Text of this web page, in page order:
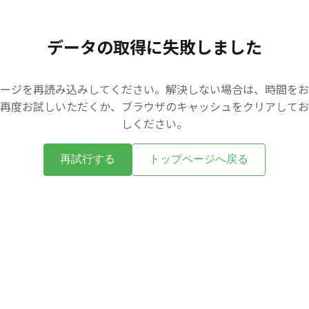
データの取得に失敗しました
ジを再読み込みしてください。解決しない場合は、時間を
度お試しいただくか、ブラウザのキャッシュをクリアして
しください。
再試行する トップページへ戻る